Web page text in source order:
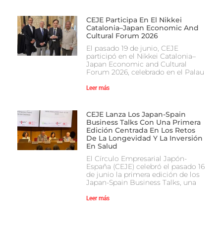
CEJE Participa En El Nikkei
Catalonia–Japan Economic And
Cultural Forum 2026
El pasado 19 de junio, CEJE
participó en el Nikkei Catalonia–
Japan Economic and Cultural
Forum 2026, celebrado en el Palau
Leer más
CEJE Lanza Los Japan-Spain
Business Talks Con Una Primera
Edición Centrada En Los Retos
De La Longevidad Y La Inversión
En Salud
El Círculo Empresarial Japón-
España (CEJE) celebró el pasado 16
de junio la primera edición de los
Japan-Spain Business Talks, una
Leer más